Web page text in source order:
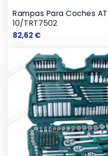
Rampas Para Coches
10/TRT7502
82,62 €Precio